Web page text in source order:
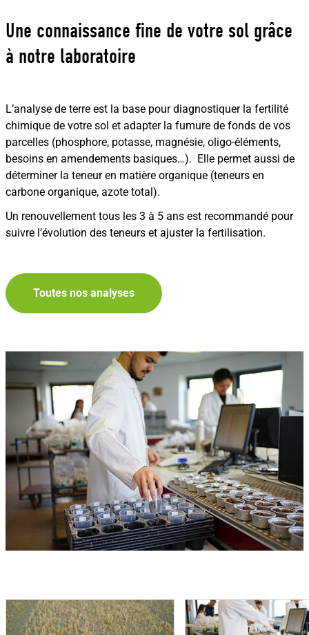
Une connaissance fine de votre sol grâce
à notre laboratoire
L’analyse de terre est la base pour diagnostiquer la fertilité
chimique de votre sol et adapter la fumure de fonds de vos
parcelles (phosphore, potasse, magnésie, oligo-éléments,
besoins en amendements basiques…). Elle permet aussi de
déterminer la teneur en matière organique (teneurs en
carbone organique, azote total).
Un renouvellement tous les 3 à 5 ans est recommandé pour
suivre l’évolution des teneurs et ajuster la fertilisation.
Toutes nos analyses